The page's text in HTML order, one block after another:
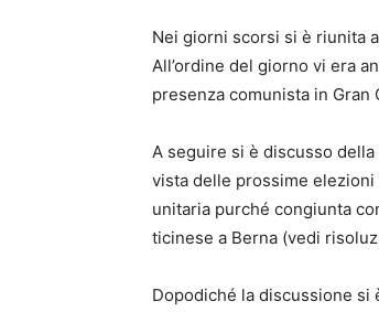
Nei giorni scorsi si è riunita
All’ordine del giorno vi era
presenza comunista in Gran
A seguire si è discusso
vista delle prossime
unitaria purché congiunta
ticinese a Berna (vedi
Dopodiché la discussione